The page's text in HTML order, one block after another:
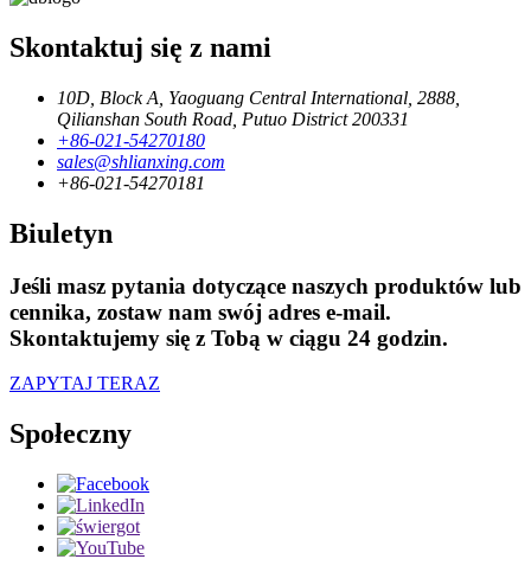
Skontaktuj się z nami
10D, Block A, Yaoguang Central International, 2888,
Qilianshan South Road, Putuo District 200331
+86-021-54270180
sales@shlianxing.com
+86-021-54270181
Biuletyn
Jeśli masz pytania dotyczące naszych produktów lub
cennika, zostaw nam swój adres e-mail.
Skontaktujemy się z Tobą w ciągu 24 godzin.
ZAPYTAJ TERAZ
Społeczny